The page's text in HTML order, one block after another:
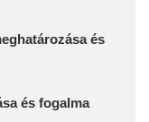
és
és fogalma